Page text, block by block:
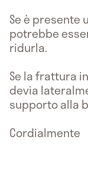
Se è presente
potrebbe
ridurla.
Se la frattura
devia
supporto alla
Cordialmente